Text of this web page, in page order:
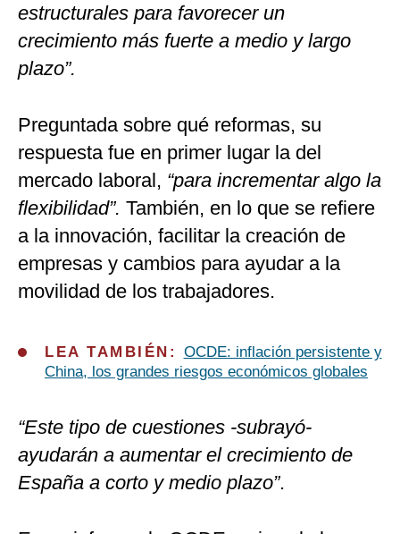
estructurales para favorecer un
crecimiento más fuerte a medio y largo
plazo”.
Preguntada sobre qué reformas, su
respuesta fue en primer lugar la del
mercado laboral, “para incrementar algo la
flexibilidad”. También, en lo que se refiere
a la innovación, facilitar la creación de
empresas y cambios para ayudar a la
movilidad de los trabajadores.
LEA TAMBIÉN: OCDE: inflación persistente y
China, los grandes riesgos económicos globales
“Este tipo de cuestiones -subrayó-
ayudarán a aumentar el crecimiento de
España a corto y medio plazo”.